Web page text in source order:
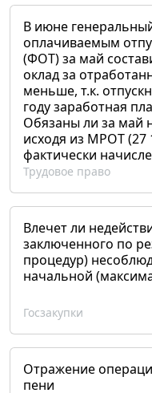
В июне
оплачиваемым
(ФОТ) за май
оклад за
меньше, т.к.
году заработная
Обязаны ли за май
исходя из МРОТ (27
фактически
Трудовое право
Влечет ли
заключенного по
процедур)
начальной
Госзакупки
Отражение
пени